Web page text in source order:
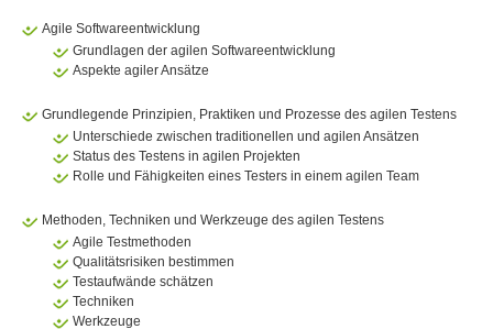
Agile Softwareentwicklung
Grundlagen der agilen Softwareentwicklung
Aspekte agiler Ansätze
Grundlegende Prinzipien, Praktiken und Prozesse des agilen Testens
Unterschiede zwischen traditionellen und agilen Ansätzen
Status des Testens in agilen Projekten
Rolle und Fähigkeiten eines Testers in einem agilen Team
Methoden, Techniken und Werkzeuge des agilen Testens
Agile Testmethoden
Qualitätsrisiken bestimmen
Testaufwände schätzen
Techniken
Werkzeuge